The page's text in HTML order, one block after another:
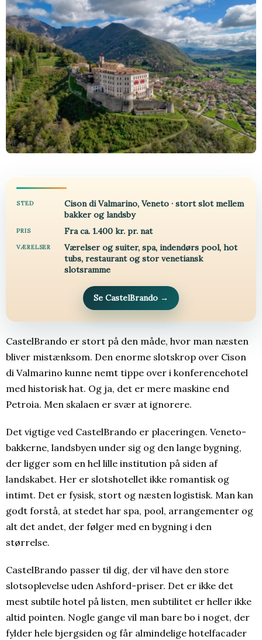
STED
Cison di Valmarino, Veneto · stort slot mellem
bakker og landsby
PRIS Fra ca. 1.400 kr. pr. nat
VÆRELSER
Værelser og suiter, spa, indendørs pool, hot
tubs, restaurant og stor venetiansk
slotsramme
Se CastelBrando →
CastelBrando er stort på den måde, hvor man næsten
bliver mistænksom. Den enorme slotskrop over Cison
di Valmarino kunne nemt tippe over i konferencehotel
med historisk hat. Og ja, det er mere maskine end
Petroia. Men skalaen er svær at ignorere.
Det vigtige ved CastelBrando er placeringen. Veneto-
bakkerne, landsbyen under sig og den lange bygning,
der ligger som en hel lille institution på siden af
landskabet. Her er slotshotellet ikke romantisk og
intimt. Det er fysisk, stort og næsten logistisk. Man kan
godt forstå, at stedet har spa, pool, arrangementer og
alt det andet, der følger med en bygning i den
størrelse.
CastelBrando passer til dig, der vil have den store
slotsoplevelse uden Ashford-priser. Det er ikke det
mest subtile hotel på listen, men subtilitet er heller ikke
altid pointen. Nogle gange vil man bare bo i noget, der
fylder hele bjergsiden og får almindelige hotelfacader